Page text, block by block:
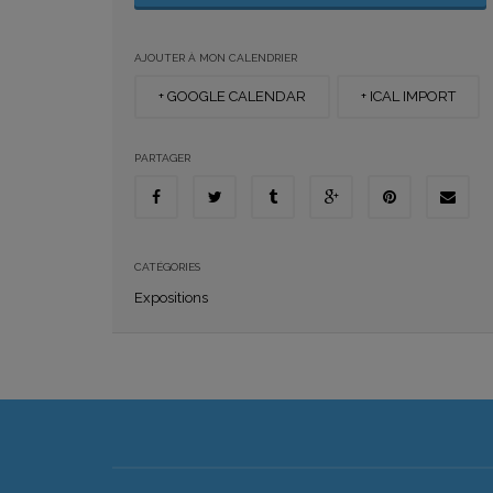
AJOUTER À MON CALENDRIER
+ GOOGLE CALENDAR + ICAL IMPORT
PARTAGER
CATÉGORIES
Expositions